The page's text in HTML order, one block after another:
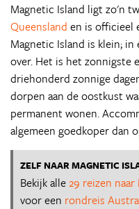
Magnetic Island ligt zo'n
Queensland en is officieel
Magnetic Island is klein; in
over. Het is het zonnigste
driehonderd zonnige
dorpen aan de oostkust
permanent wonen.
algemeen goedkoper dan
ZELF NAAR MAGNETIC
Bekijk alle29 reizen
voor een rondreis